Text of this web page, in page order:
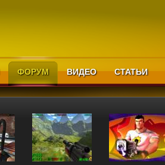
ФОРУМ ВИДЕО СТАТЬИ